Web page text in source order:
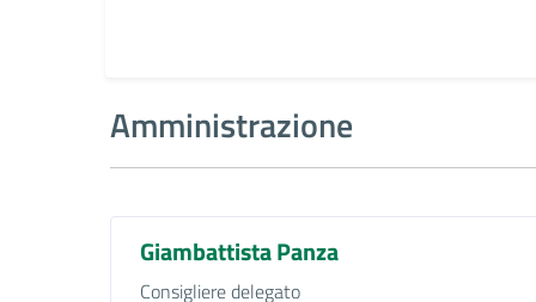
Amministrazione
Giambattista Panza
Consigliere delegato